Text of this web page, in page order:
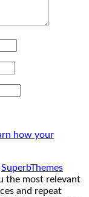
how your
SuperbThemes
the most relevant
and repeat